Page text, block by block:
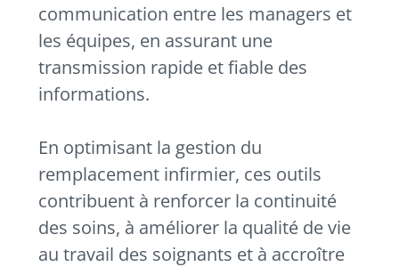
communication entre les managers et
les équipes, en assurant une
transmission rapide et fiable des
informations.
En optimisant la gestion du
remplacement infirmier, ces outils
contribuent à renforcer la continuité
des soins, à améliorer la qualité de vie
au travail des soignants et à accroître